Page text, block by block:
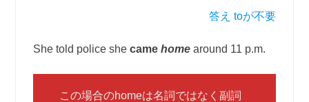
答え toが不要
She told police shecamehome around 11 p.m.
この場合のhomeは名詞ではなく副詞